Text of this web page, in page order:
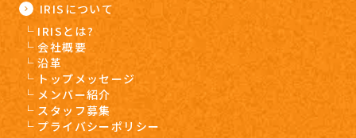
IRISについて
IRISとは?
会社概要
沿革
トップメッセージ
メンバー紹介
スタッフ募集
プライバシーポリシー